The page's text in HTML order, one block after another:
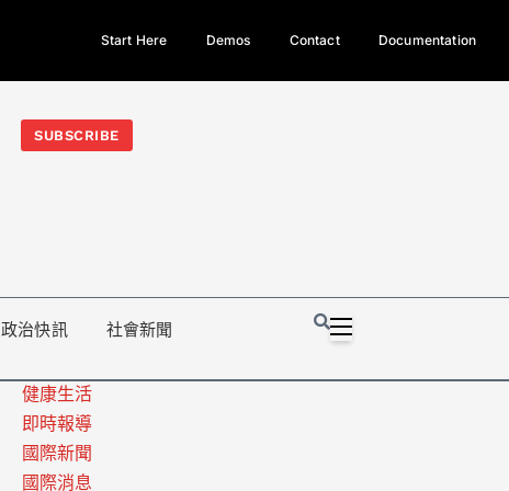
今日熱門新聞TOP3｜西拉雅族正式成第17個原住民族、立院電競
光電場回
Start Here Demos Contact Documentation
SUBSCRIBE
政治快訊 社會新聞
健康生活
即時報導
國際新聞
國際消息